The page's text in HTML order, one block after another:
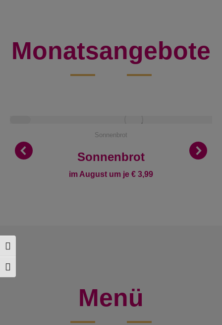
Toggle High Contrast
Toggle Font size
Monatsangebote
Sonnenbrot
Sonnenbrot
im August um je € 3,99
Menü